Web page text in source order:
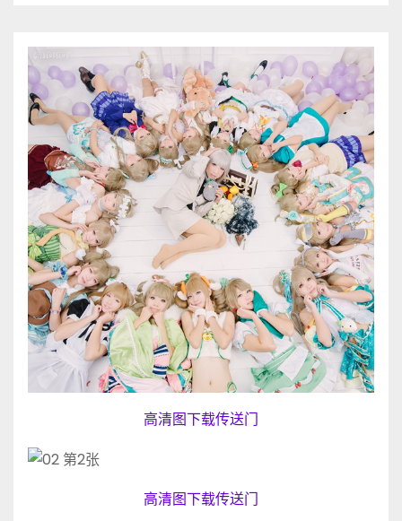
高清图下载传送门
高清图下载传送门